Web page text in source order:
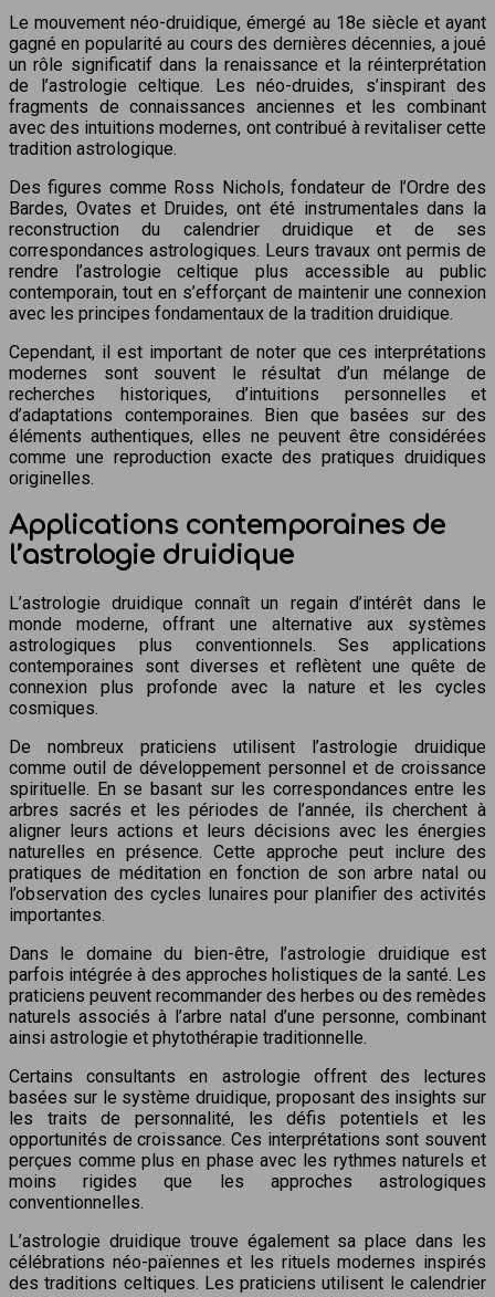
Le mouvement néo-druidique, émergé au 18e siècle et ayant
gagné en popularité au cours des dernières décennies, a joué
un rôle significatif dans la renaissance et la réinterprétation
de l’astrologie celtique. Les néo-druides, s’inspirant des
fragments de connaissances anciennes et les combinant
avec des intuitions modernes, ont contribué à revitaliser cette
tradition astrologique.
Des figures comme Ross Nichols, fondateur de l’Ordre des
Bardes, Ovates et Druides, ont été instrumentales dans la
reconstruction du calendrier druidique et de ses
correspondances astrologiques. Leurs travaux ont permis de
rendre l’astrologie celtique plus accessible au public
contemporain, tout en s’efforçant de maintenir une connexion
avec les principes fondamentaux de la tradition druidique.
Cependant, il est important de noter que ces interprétations
modernes sont souvent le résultat d’un mélange de
recherches historiques, d’intuitions personnelles et
d’adaptations contemporaines. Bien que basées sur des
éléments authentiques, elles ne peuvent être considérées
comme une reproduction exacte des pratiques druidiques
originelles.
Applications contemporaines de
l’astrologie druidique
L’astrologie druidique connaît un regain d’intérêt dans le
monde moderne, offrant une alternative aux systèmes
astrologiques plus conventionnels. Ses applications
contemporaines sont diverses et reflètent une quête de
connexion plus profonde avec la nature et les cycles
cosmiques.
De nombreux praticiens utilisent l’astrologie druidique
comme outil de développement personnel et de croissance
spirituelle. En se basant sur les correspondances entre les
arbres sacrés et les périodes de l’année, ils cherchent à
aligner leurs actions et leurs décisions avec les énergies
naturelles en présence. Cette approche peut inclure des
pratiques de méditation en fonction de son arbre natal ou
l’observation des cycles lunaires pour planifier des activités
importantes.
Dans le domaine du bien-être, l’astrologie druidique est
parfois intégrée à des approches holistiques de la santé. Les
praticiens peuvent recommander des herbes ou des remèdes
naturels associés à l’arbre natal d’une personne, combinant
ainsi astrologie et phytothérapie traditionnelle.
Certains consultants en astrologie offrent des lectures
basées sur le système druidique, proposant des insights sur
les traits de personnalité, les défis potentiels et les
opportunités de croissance. Ces interprétations sont souvent
perçues comme plus en phase avec les rythmes naturels et
moins rigides que les approches astrologiques
conventionnelles.
L’astrologie druidique trouve également sa place dans les
célébrations néo-païennes et les rituels modernes inspirés
des traditions celtiques. Les praticiens utilisent le calendrier